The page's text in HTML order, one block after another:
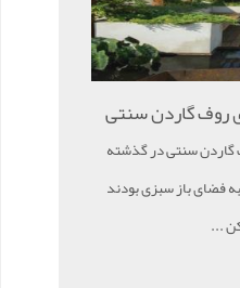
روف گاردن سنتی
گاردن سنتی در گذشته
فضای باز سبزی بودند
...